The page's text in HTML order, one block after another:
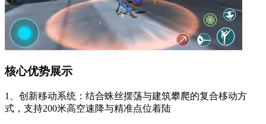
核心优势展示
1、创新移动系统：结合蛛丝摆荡与建筑攀爬的复合移动方
式，支持200米高空速降与精准点位着陆